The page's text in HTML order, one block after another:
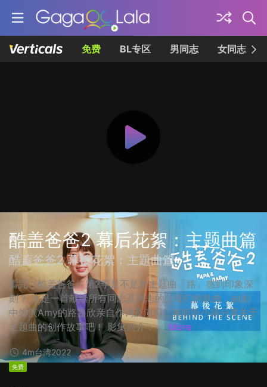
免费 BL专区 男同志 女同志
酷盖爸爸2 幕后花絮：主题曲篇
酷蓋爸爸2 幕後花絮：主題曲篇
看完《酷盖爸爸》第2季是不是对主题曲「路」感到印象深
刻？ 这是一首献给所有同志及同志的父母们的歌曲，由剧
中饰演Amy的路嘉欣亲自作词及演唱，来听听小路分享关于
主题曲的创作故事吧！ 影集简介： ... More
4m台湾2022
免费